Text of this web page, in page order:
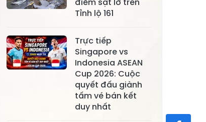
Xã Nghĩa Tâm
Hạ
Xã Đông
Cuông
Xã Tân Hợp
Xã Xuân Ái
Xã Lâm
điểm sạt lở trên
Tỉnh lộ 161
Trực tiếp
Singapore vs
Indonesia ASEAN
Cup 2026: Cuộc
quyết đấu giành
tấm vé bán kết
duy nhất